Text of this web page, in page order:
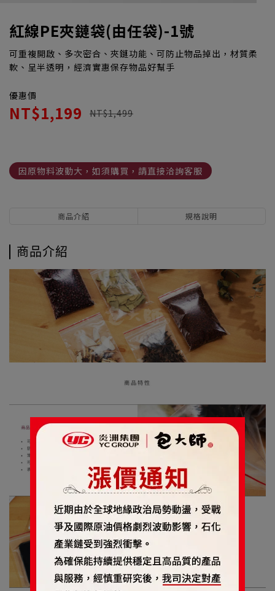
紅線PE夾鏈袋(由任袋)-1號
因原物料波動大，如須購買，請直接洽詢客服
可重複開啟、多次密合、夾鏈功能、可防止物品掉出，材質柔
軟、呈半透明，經濟實惠保存物品好幫手
優惠價
NT$1,199 NT$1,499
商品介紹 規格說明
商品介紹